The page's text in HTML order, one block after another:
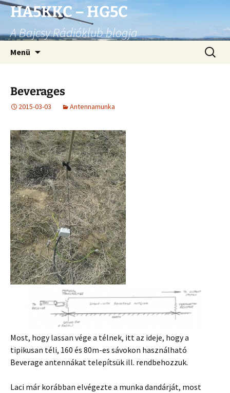
Ugrás
tartalomhoz
HA5KKC – HG5C
A Bajcsy Rádióklub blogja
Menü
Beverages
2015-03-03 Antennamunka
Most, hogy lassan vége a télnek, itt az ideje, hogy a
tipikusan téli, 160 és 80m-es sávokon használható
Beverage antennákat telepítsük ill. rendbehozzuk.
Laci már korábban elvégezte a munka dandárját, most